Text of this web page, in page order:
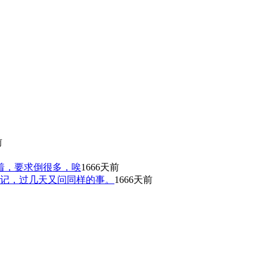
，要求倒很多，唉1666天前
，过几天又问同样的事。 1666天前